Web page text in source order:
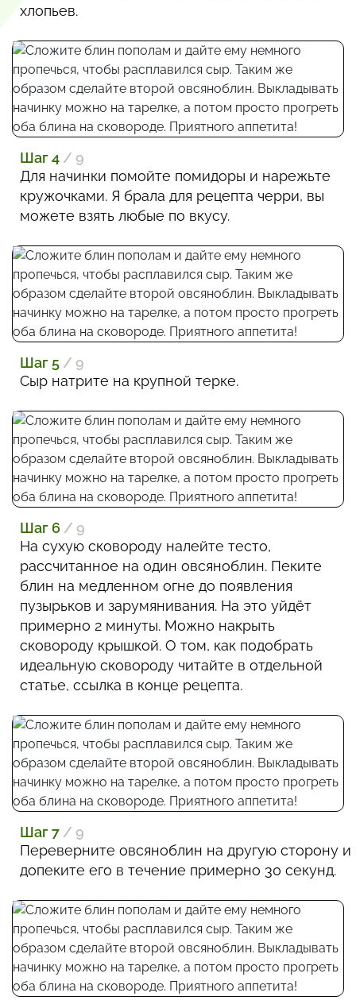
хлопьев.
Шаг 4 / 9
Для начинки помойте помидоры и нарежьте
кружочками. Я брала для рецепта черри, вы
можете взять любые по вкусу.
Шаг 5 / 9
Сыр натрите на крупной терке.
Шаг 6 / 9
На сухую сковороду налейте тесто,
рассчитанное на один овсяноблин. Пеките
блин на медленном огне до появления
пузырьков и зарумянивания. На это уйдёт
примерно 2 минуты. Можно накрыть
сковороду крышкой. О том, как подобрать
идеальную сковороду читайте в отдельной
статье, ссылка в конце рецепта.
Шаг 7 / 9
Переверните овсяноблин на другую сторону и
допеките его в течение примерно 30 секунд.